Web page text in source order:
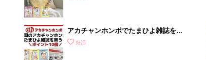
アカチャンホンポでたまひよ雑誌を買
うとポイント10倍【期間限定】
妊活